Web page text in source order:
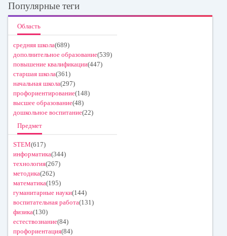
Популярные теги
Область
средняя школа(689)
дополнительное образование(539)
повышение квалификации(447)
старшая школа(361)
начальная школа(297)
профориентирование(148)
высшее образование(48)
дошкольное воспитание(22)
Предмет
STEM(617)
информатика(344)
технология(267)
методика(262)
математика(195)
гуманитарные науки(144)
воспитательная работа(131)
физика(130)
естествознание(84)
профориентация(84)